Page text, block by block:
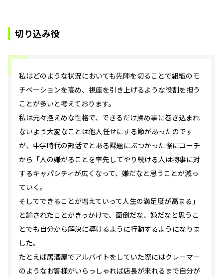
切り込み役
私はどのような状況においても先陣を切ることで組織のモ
チベーションを高め、視座を引き上げるような役割を担う
ことが多いと考えております。
私は元々控えめな性格で、できるだけ揉め事に巻き込まれ
ないよう大変なことは他人任せにする節があったのです
が、中学時代の部活でとある課題にぶつかった際にコーチ
から「人の嫌がることを率先してやり続ける人は物事に対
するキャパシティが広くなって、嫌だなと思うことが減っ
ていく。
そしてできることが増えていって人生の満足度が高まる」
と諭されたことがきっかけで、面倒だな、嫌だなと思うこ
とでも自分から解決に導けるように行動するようになりま
した。
たとえば居酒屋でアルバイトをしていた際にはクレーマー
のようなお客様がいらっしゃれば店長が来れるまで自分が